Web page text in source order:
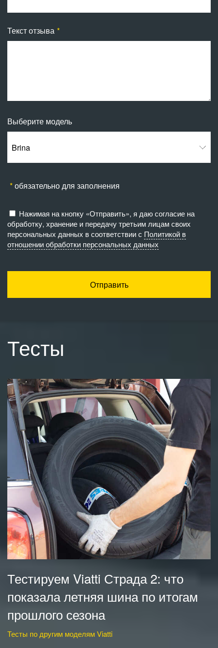
Текст отзыва
Выберите модель
Brina
обязательно для заполнения
Нажимая на кнопку «Отправить», я даю согласие на
обработку, хранение и передачу третьим лицам своих
персональных данных в соответствии с Политикой в
отношении обработки персональных данных
Отправить
Тесты
Тестируем Viatti Страда 2: что
показала летняя шина по итогам
прошлого сезона
Тесты по другим моделям Viatti